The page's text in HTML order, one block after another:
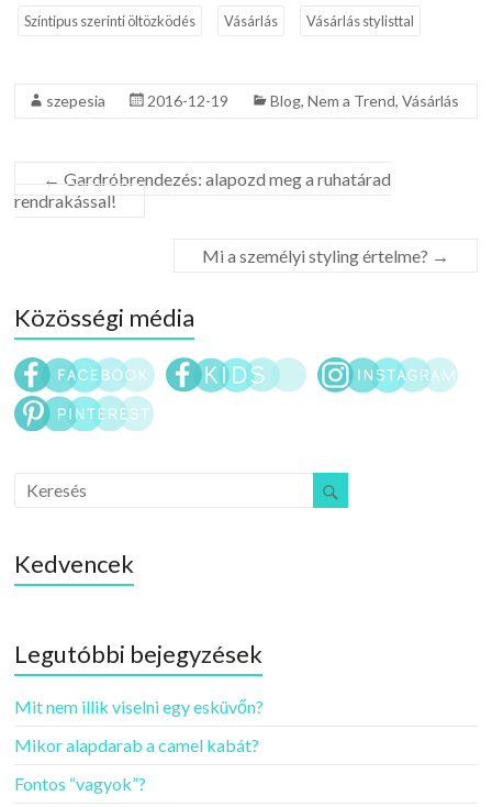
Színtipus szerinti öltözködés Vásárlás Vásárlás stylisttal
szepesia 2016-12-19 Blog,Nem a Trend,Vásárlás
← Gardróbrendezés: alapozd meg a ruhatárad
rendrakással!
Mi a személyi styling értelme? →
Közösségi média
Kedvencek
Legutóbbi bejegyzések
Mit nem illik viselni egy esküvőn?
Mikor alapdarab a camel kabát?
Fontos “vagyok”?